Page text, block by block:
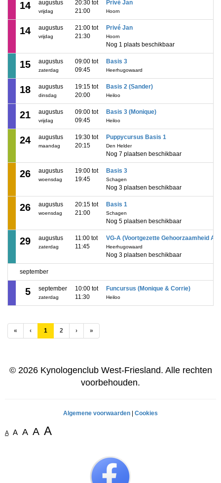
14 augustus
vrijdag
20:30 tot
21:00
Privé Jan
Hoorn
14 augustus
vrijdag
21:00 tot
21:30
Privé Jan
Hoorn
Nog 1 plaats beschikbaar
15 augustus
zaterdag
09:00 tot
09:45
Basis 3
Heerhugowaard
18 augustus
dinsdag
19:15 tot
20:00
Basis 2 (Sander)
Heiloo
21 augustus
vrijdag
09:00 tot
09:45
Basis 3 (Monique)
Heiloo
24 augustus
maandag
19:30 tot
20:15
Puppycursus Basis 1
Den Helder
Nog 7 plaatsen beschikbaar
26 augustus
woensdag
19:00 tot
19:45
Basis 3
Schagen
Nog 3 plaatsen beschikbaar
26 augustus
woensdag
20:15 tot
21:00
Basis 1
Schagen
Nog 5 plaatsen beschikbaar
29 augustus
zaterdag
11:00 tot
11:45
VG-A (Voortgezette Gehoorzaamheid A)
Heerhugowaard
Nog 3 plaatsen beschikbaar
september
5 september
zaterdag
10:00 tot
11:30
Funcursus (Monique & Corrie)
Heiloo
« ‹ 1 (huidige)
2 › »
© 2026 Kynologenclub West-Friesland. Alle rechten
voorbehouden.
Algemene voorwaarden Cookies
A A A A A